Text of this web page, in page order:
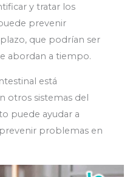
y tratar los
prevenir
que podrían ser
abordan a tiempo.
está
otros sistemas del
puede ayudar a
problemas en